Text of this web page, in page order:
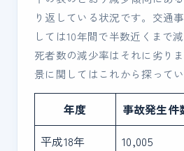
り返している状況です。交通
しては10年間で半数近くまで
死者数の減少率はそれに劣り
景に関してはこれから探ってい
年度 事故発生件
平成18年
10,005